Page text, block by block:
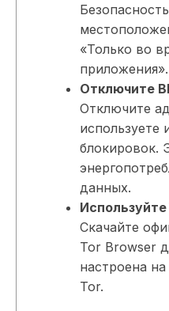
«Только во
приложения».
Отключите
Отключите
используете
блокировок.
данных.
Скачайте
Tor Browser
настроена
Tor.